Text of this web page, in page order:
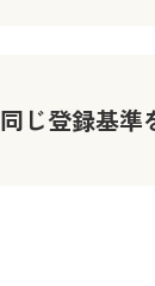
同じ登録基準